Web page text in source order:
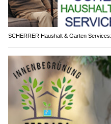
SCHERRER Haushalt & Garten